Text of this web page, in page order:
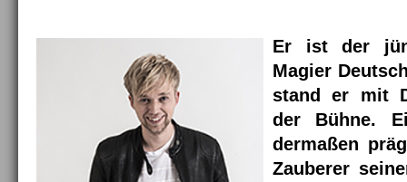
Er ist der
Magier
stand er mit
der Bühne.
dermaßen
Zauberer